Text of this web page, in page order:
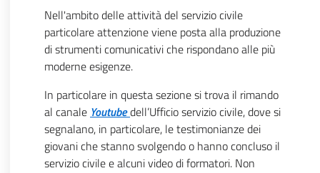
Nell'ambito delle attività del servizio civile
particolare attenzione viene posta alla produzione
di strumenti comunicativi che rispondano alle più
moderne esigenze.
In particolare in questa sezione si trova il rimando
al canale Youtubedell’Ufficio servizio civile, dove si
segnalano, in particolare, le testimonianze dei
giovani che stanno svolgendo o hanno concluso il
servizio civile e alcuni video di formatori. Non